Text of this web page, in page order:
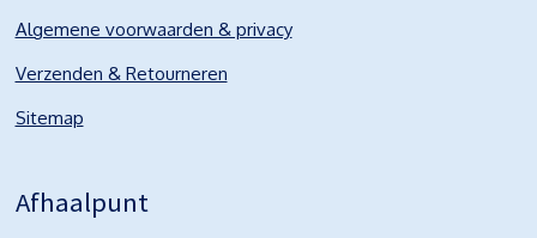
Algemene voorwaarden & privacy
Verzenden & Retourneren
Sitemap
Afhaalpunt